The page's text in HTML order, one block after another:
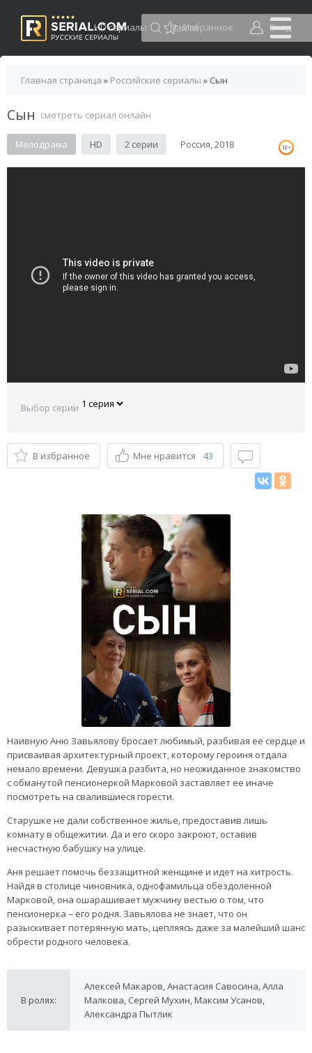
HD сериалы Избранное Вход
Главная страница » Российские сериалы » Сын
Сын смотреть сериал онлайн
Мелодрама HD 2 серии Россия, 2018
Выбор серии
В избранное Мне нравится 43
Наивную Аню Завьялову бросает любимый, разбивая ее сердце и
присваивая архитектурный проект, которому героиня отдала
немало времени. Девушка разбита, но неожиданное знакомство
с обманутой пенсионеркой Марковой заставляет ее иначе
посмотреть на свалившиеся горести.
Старушке не дали собственное жилье, предоставив лишь
комнату в общежитии. Да и его скоро закроют, оставив
несчастную бабушку на улице.
Аня решает помочь беззащитной женщине и идет на хитрость.
Найдя в столице чиновника, однофамильца обездоленной
Марковой, она ошарашивает мужчину вестью о том, что
пенсионерка – его родня. Завьялова не знает, что он
разыскивает потерянную мать, цепляясь даже за малейший шанс
обрести родного человека.
В ролях:
Алексей Макаров, Анастасия Савосина, Алла
Малкова, Сергей Мухин, Максим Усанов,
Александра Пытлик